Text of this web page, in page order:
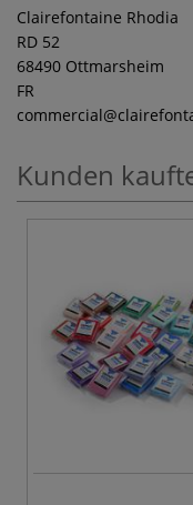
Clairefontaine Rhodia
RD 52
68490 Ottmarsheim
FR
commercial
Kunden